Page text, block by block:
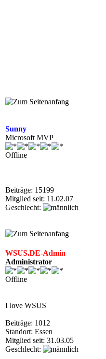
Sunny
Microsoft MVP
Offline
Beiträge: 15199
Mitglied seit: 11.02.07
Geschlecht:
WSUS.DE-Admin
Administrator
Offline
I love WSUS
Beiträge: 1012
Standort: Essen
Mitglied seit: 31.03.05
Geschlecht: